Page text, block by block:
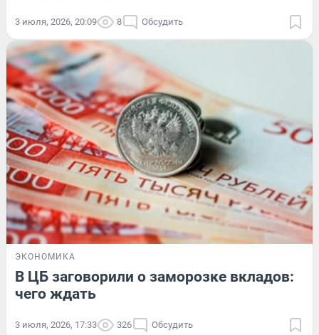
3 июля, 2026, 20:09 8 Обсудить
ЭКОНОМИКА
В ЦБ заговорили о заморозке вкладов:
чего ждать
3 июля, 2026, 17:33 326 Обсудить